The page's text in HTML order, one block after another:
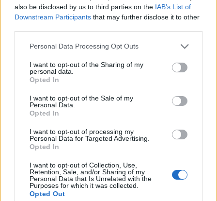
also be disclosed by us to third parties on the IAB’s List of
Downstream Participants that may further disclose it to other
Personal Data Processing Opt Outs
I want to opt-out of the Sharing of my
personal data.
Opted In
I want to opt-out of the Sale of my
Personal Data.
Opted In
I want to opt-out of processing my
Personal Data for Targeted Advertising.
Opted In
I want to opt-out of Collection, Use,
Retention, Sale, and/or Sharing of my
Personal Data that Is Unrelated with the
Purposes for which it was collected.
Opted Out
di cura assolta definitivamente
dall'accusa di danno erariale
DELITTO CERCIELLO REGA
"Il corpo martoriato attesta la
dell'ergastolo agli americani
16/07/2021
LA SENTENZA
condannati i quattro africani
stupratori: due all'ergastolo
19/06/2021